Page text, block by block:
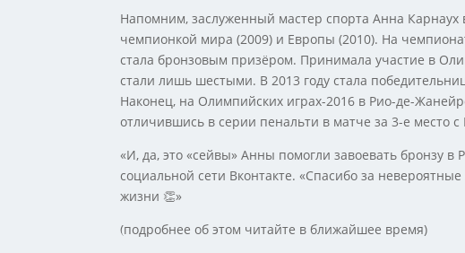
Напомним, заслуженный мастер спорта Анна Карнаух
чемпионкой мира (2009) и Европы (2010). На
стала бронзовым призёром. Принимала участие в
стали лишь шестыми. В 2013 году стала
Наконец, на Олимпийских играх-2016 в Рио-де-
отличившись в серии пенальти в матче за 3-е место с
«И, да, это «сейвы» Анны помогли завоевать бронзу
социальной сети Вконтакте. «Спасибо за
жизни 👏»
(подробнее об этом читайте в ближайшее время)